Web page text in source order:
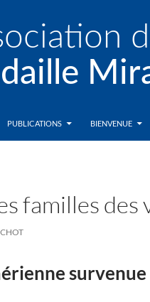
PUBLICATIONS
BIENVENUE
familles
survenue